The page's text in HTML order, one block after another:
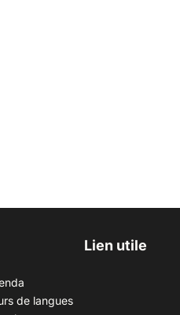
Lien utile
de langues